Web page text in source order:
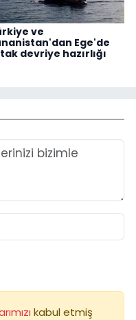
ve
Ege'de
devriye hazırlığı
kabul etmiş